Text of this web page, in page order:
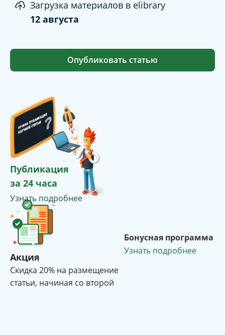
Загрузка материалов в elibrary
12 августа
Опубликовать статью
Публикация
за 24 часа
Узнать подробнее
Акция
Cкидка 20% на размещение
статьи, начиная со второй
Бонусная программа
Узнать подробнее